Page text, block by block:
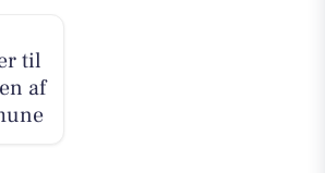
til
af